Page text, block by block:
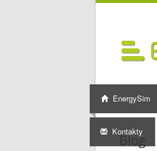
EnergySim
Kontakty
Blog